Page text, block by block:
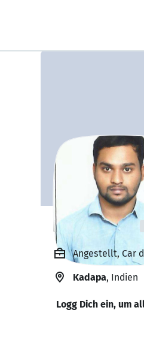
Rahul Udin
Angestellt, Car
Kadapa, Indien
Logg Dich ein, um